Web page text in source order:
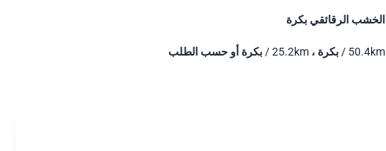
الخشب الرقائقي بكرة
50.4km / بكرة ، 25.2km / بكرة أو حسب الطلب